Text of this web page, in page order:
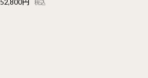
52,800円 税込